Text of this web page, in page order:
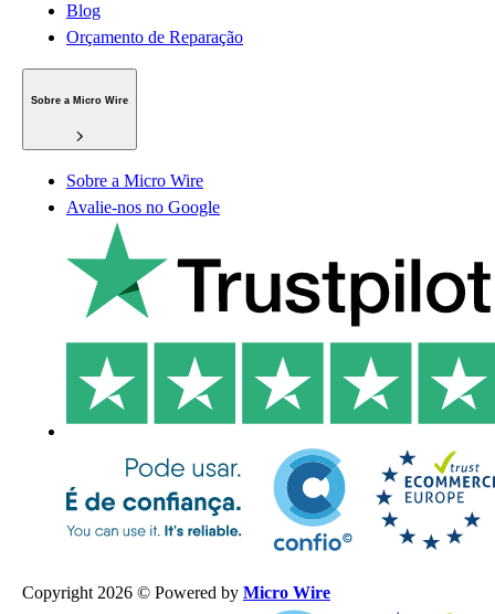
Blog
Orçamento de Reparação
Sobre a Micro Wire
Sobre a Micro Wire
Avalie-nos no Google
Copyright 2026 © Powered by Micro Wire